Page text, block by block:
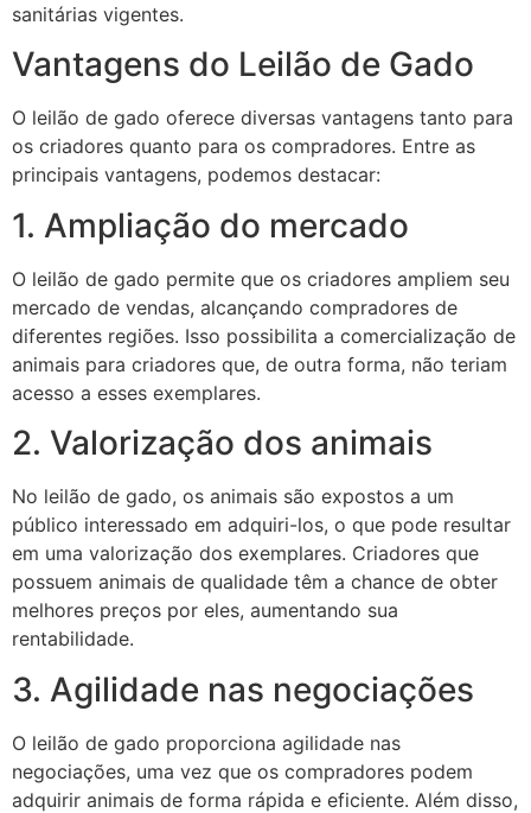
sanitárias vigentes.
Vantagens do Leilão de Gado
O leilão de gado oferece diversas vantagens tanto para
os criadores quanto para os compradores. Entre as
principais vantagens, podemos destacar:
1. Ampliação do mercado
O leilão de gado permite que os criadores ampliem seu
mercado de vendas, alcançando compradores de
diferentes regiões. Isso possibilita a comercialização de
animais para criadores que, de outra forma, não teriam
acesso a esses exemplares.
2. Valorização dos animais
No leilão de gado, os animais são expostos a um
público interessado em adquiri-los, o que pode resultar
em uma valorização dos exemplares. Criadores que
possuem animais de qualidade têm a chance de obter
melhores preços por eles, aumentando sua
rentabilidade.
3. Agilidade nas negociações
O leilão de gado proporciona agilidade nas
negociações, uma vez que os compradores podem
adquirir animais de forma rápida e eficiente. Além disso,